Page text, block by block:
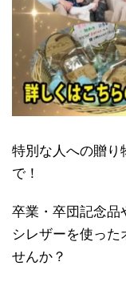
特別な人への贈り
で！
卒業・卒団記念品
シレザーを使った
せんか？